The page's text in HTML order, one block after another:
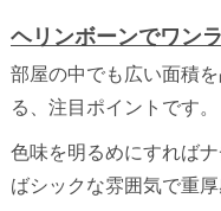
ヘリンボーンでワン
部屋の中でも広い面積
る、注目ポイントです。
色味を明るめにすれば
ばシックな雰囲気で重厚